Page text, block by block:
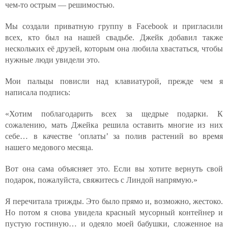
чем-то острым — решимостью.
Мы создали приватную группу в Facebook и пригласили
всех, кто был на нашей свадьбе. Джейк добавил также
нескольких её друзей, которым она любила хвастаться, чтобы
нужные люди увидели это.
Мои пальцы повисли над клавиатурой, прежде чем я
написала подпись:
«Хотим поблагодарить всех за щедрые подарки. К
сожалению, мать Джейка решила оставить многие из них
себе… в качестве ‘оплаты’ за полив растений во время
нашего медового месяца.
Вот она сама объясняет это. Если вы хотите вернуть свой
подарок, пожалуйста, свяжитесь с Линдой напрямую.»
Я перечитала трижды. Это было прямо и, возможно, жестоко.
Но потом я снова увидела красный мусорный контейнер и
пустую гостиную… и одеяло моей бабушки, сложенное на